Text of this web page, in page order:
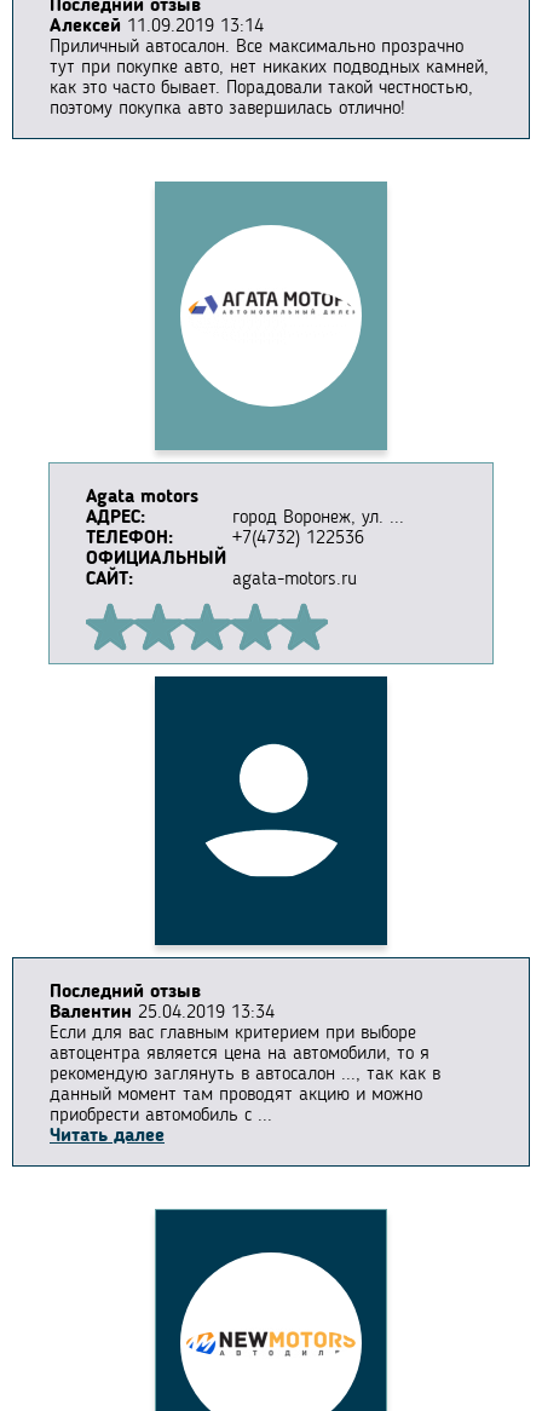
Последний отзыв
Алексей 11.09.2019 13:14
Приличный автосалон. Все максимально прозрачно
тут при покупке авто, нет никаких подводных камней,
как это часто бывает. Порадовали такой честностью,
поэтому покупка авто завершилась отлично!
Agata motors
АДРЕС:
город Воронеж, ул. ...
ТЕЛЕФОН:
+7(4732) 122536
ОФИЦИАЛЬНЫЙ
САЙТ:
agata-motors.ru
Последний отзыв
Валентин 25.04.2019 13:34
Если для вас главным критерием при выборе
автоцентра является цена на автомобили, то я
рекомендую заглянуть в автосалон ..., так как в
данный момент там проводят акцию и можно
приобрести автомобиль с ...
Читать далее